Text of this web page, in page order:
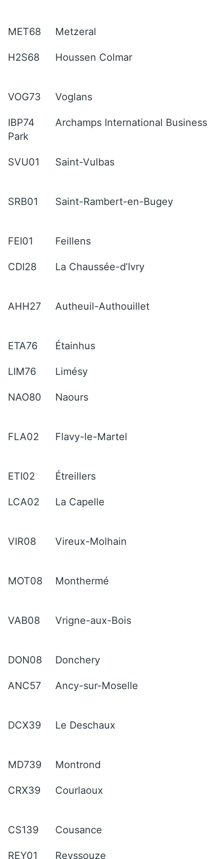
MET68 Metzeral
H2S68 Houssen Colmar
VOG73 Voglans
IBP74
Archamps International Business
Park
SVU01 Saint-Vulbas
SRB01 Saint-Rambert-en-Bugey
FEI01 Feillens
CDI28 La Chaussée-d’Ivry
AHH27 Autheuil-Authouillet
ETA76 Étainhus
LIM76 Limésy
NAO80 Naours
FLA02 Flavy-le-Martel
ETI02 Étreillers
LCA02 La Capelle
VIR08 Vireux-Molhain
MOT08 Monthermé
VAB08 Vrigne-aux-Bois
DON08 Donchery
ANC57 Ancy-sur-Moselle
DCX39 Le Deschaux
MD739 Montrond
CRX39 Courlaoux
CS139 Cousance
REY01 Reyssouze